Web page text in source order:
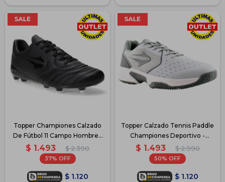
Topper Championes Calzado
De Fútbol 11 Campo Hombre -
Negro
$ 1.493 $ 2.390
37
$ 1.120
Topper Calzado Tennis Paddle
Championes Deportivo -
Gris/Blanco
$ 1.493 $ 2.990
50
$ 1.120